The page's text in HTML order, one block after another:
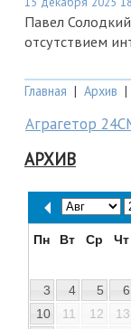
Павел Солодкий
отсутствием
Главная | Архив |
Аграгетор
АРХИВ
Пн Вт Ср Чт
3
4 5 6
10
11 12 13